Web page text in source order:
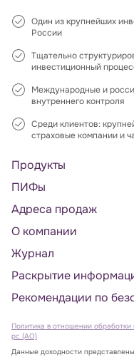
Один из крупнейших
России
Тщательно
инвестиционный
Международные и
внутреннего контроля
Среди клиентов:
страховые компании и
Продукты
ПИФы
Адреса продаж
О компании
Журнал
Раскрытие
Рекомендации по
Политика в отношении
рс (АО)
Данные доходности